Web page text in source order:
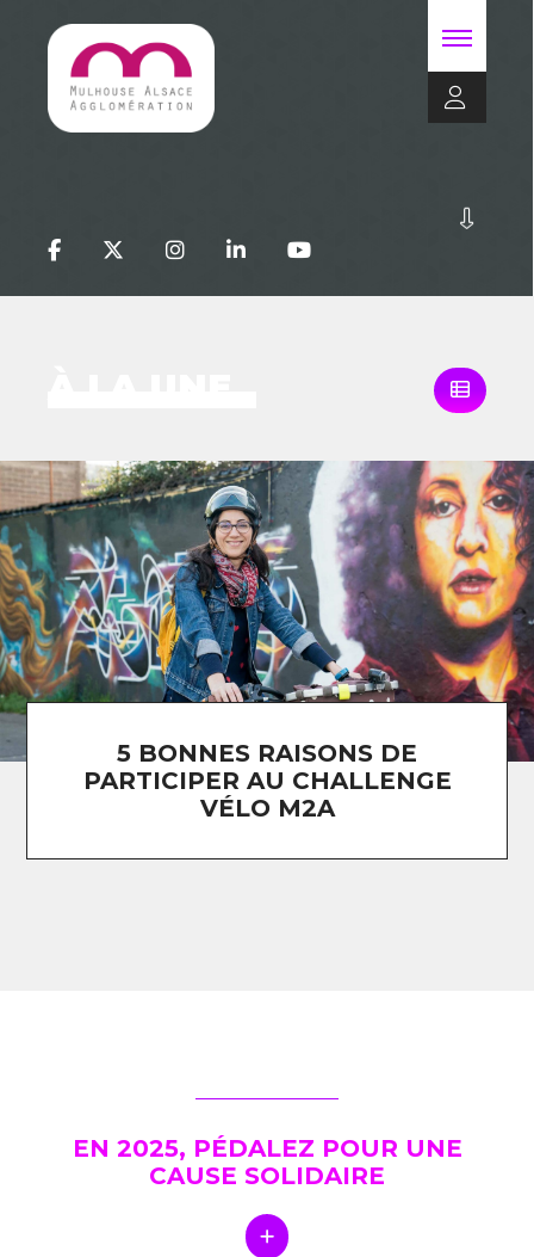
5 BONNES RAISONS DE
PARTICIPER AU CHALLENGE
VÉLO M2A
EN 2025, PÉDALEZ POUR UNE
CAUSE SOLIDAIRE